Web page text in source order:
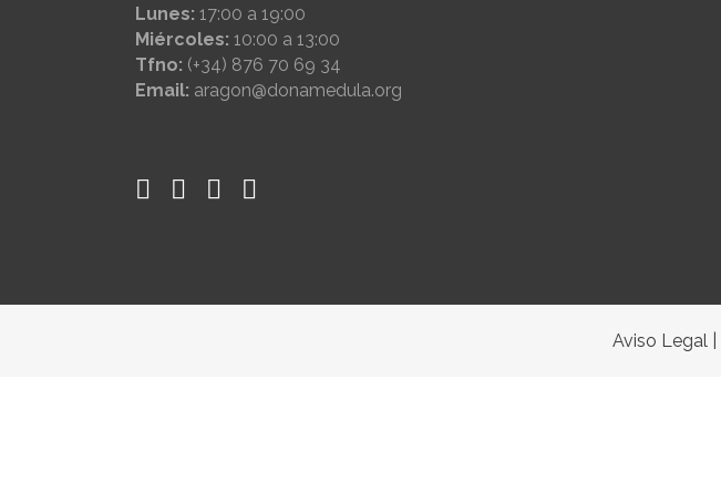
Lunes: 17:00 a 19:00
Miércoles: 10:00 a 13:00
Tfno: (+34) 876 70 69 34
Email: aragon@donamedula.org
Aviso Legal